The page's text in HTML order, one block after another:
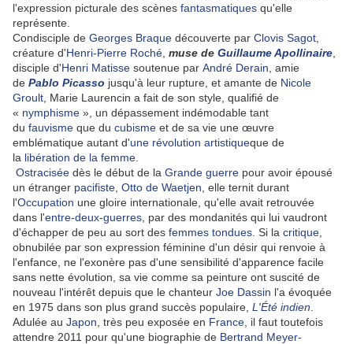
l'expression picturale des scènes fantasmatiques qu'elle
représente.
Condisciple de Georges Braque découverte par Clovis Sagot
créature d'Henri-Pierre Roché muse de Guillaume Apollinaire
disciple d'Henri Matisse soutenue par André Derain , amie
de Pablo Picasso jusqu'à leur rupture, et amante de Nicole
Groult , Marie Laurencin a fait de son style, qualifié de
« nymphisme », un dépassement indémodable tant
du fauvisme que du cubisme et de sa vie une œuvre
emblématique autant d'une révolution artistiqueque de
la libération de la femme
Ostracisée dès le début de la Grande guerre pour avoir épousé
un étranger pacifiste Otto de Waetjen , elle ternit durant
l'Occupation une gloire internationale, qu'elle avait retrouvée
dans l'entre-deux-guerres , par des mondanités qui lui vaudront
d'échapper de peu au sort des femmes tondues . Si la critique
obnubilée par son expression féminine d'un désir qui renvoie à
l'enfance, ne l'exonère pas d'une sensibilité d'apparence facile
sans nette évolution, sa vie comme sa peinture ont suscité de
nouveau l'intérêt depuis que le chanteur Joe Dassin l'a évoquée
en 1975 dans son plus grand succès populaire, L'Été indien
Adulée au Japon , très peu exposée en France , il faut toutefois
attendre 2011 pour qu'une biographie de Bertrand Meyer-